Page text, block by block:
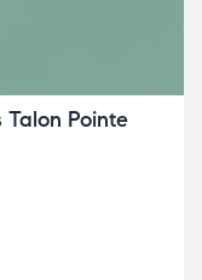
Pointe